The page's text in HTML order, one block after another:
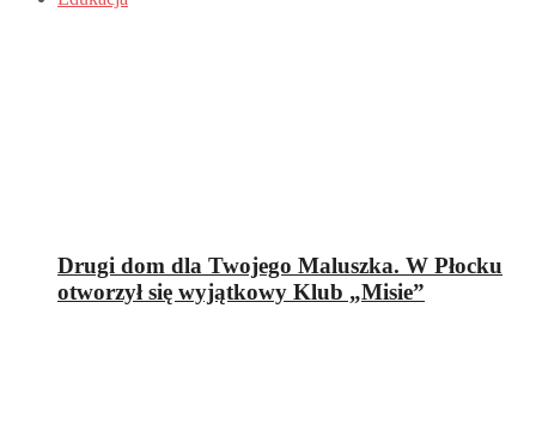
Drugi dom dla Twojego Maluszka. W Płocku
otworzył się wyjątkowy Klub „Misie”